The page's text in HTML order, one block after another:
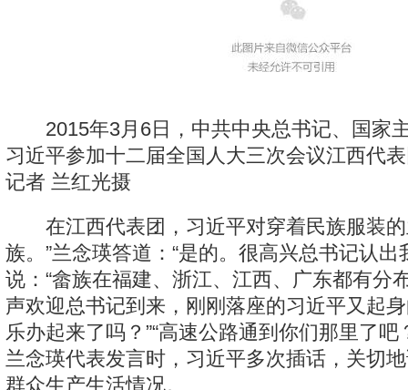
2015年3月6日，中共中央总书记、国家
习近平参加十二届全国人大三次会议江西代
记者 兰红光摄
在江西代表团，习近平对穿着民族服装的
族。”兰念瑛答道：“是的。很高兴总书记认出
说：“畲族在福建、浙江、江西、广东都有分
声欢迎总书记到来，刚刚落座的习近平又起
乐办起来了吗？”“高速公路通到你们那里了吧
兰念瑛代表发言时，习近平多次插话，关切
群众生产生活情况。